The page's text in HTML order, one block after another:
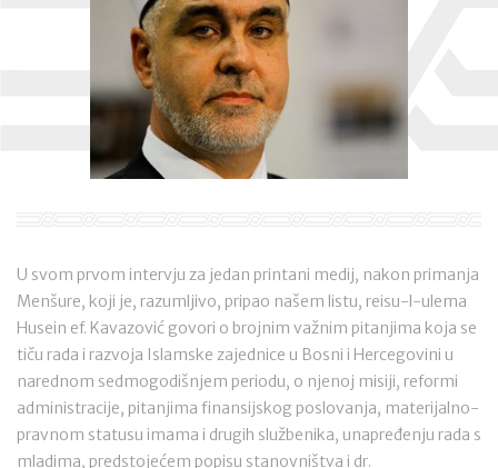
U svom prvom intervju za jedan printani medij, nakon primanja
Menšure, koji je, razumljivo, pripao našem listu, reisu-l-ulema
Husein ef. Kavazović govori o brojnim važnim pitanjima koja se
tiču rada i razvoja Islamske zajednice u Bosni i Hercegovini u
narednom sedmogodišnjem periodu, o njenoj misiji, reformi
administracije, pitanjima finansijskog poslovanja, materijalno-
pravnom statusu imama i drugih službenika, unapređenju rada s
mladima, predstojećem popisu stanovništva i dr.